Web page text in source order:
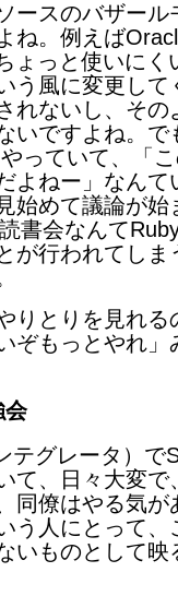
スのバザール
ね。例えば
ょっと使いにく
う風に変更して
れないし、その
いですよね。で
っていて、「
よねー」なんて
始めて議論が始
書会なんて
が行われてしま
とりを見れる
ぞもっとやれ」
会
グレータ）で
て、日々大変で
同僚はやる気が
人にとって、
いものとして映